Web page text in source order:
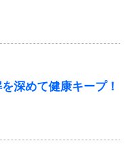
深めて健康キープ！